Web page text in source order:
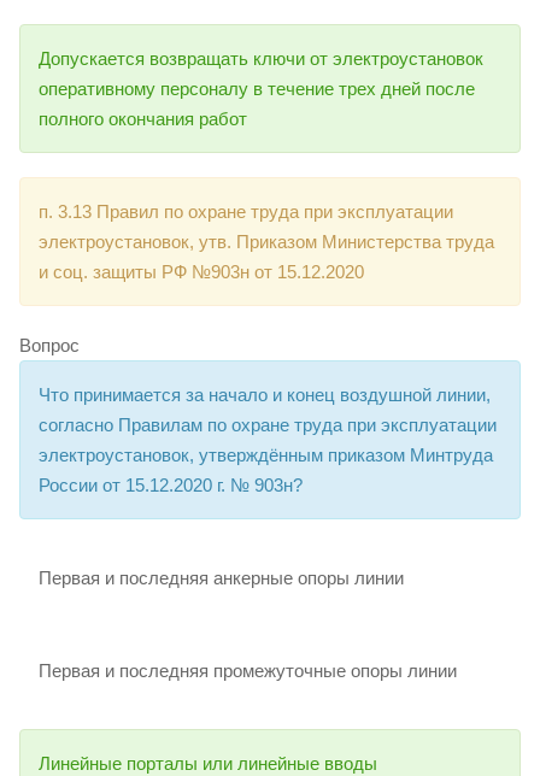
Допускается возвращать ключи от электроустановок
оперативному персоналу в течение трех дней после
полного окончания работ
п. 3.13 Правил по охране труда при эксплуатации
электроустановок, утв. Приказом Министерства труда
и соц. защиты РФ №903н от 15.12.2020
Вопрос
Что принимается за начало и конец воздушной линии,
согласно Правилам по охране труда при эксплуатации
электроустановок, утверждённым приказом Минтруда
России от 15.12.2020 г. № 903н?
Первая и последняя анкерные опоры линии
Первая и последняя промежуточные опоры линии
Линейные порталы или линейные вводы